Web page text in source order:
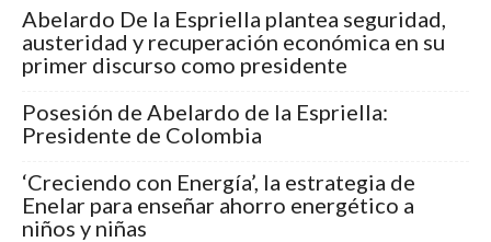
Abelardo De la Espriella plantea seguridad,
austeridad y recuperación económica en su
primer discurso como presidente
Posesión de Abelardo de la Espriella:
Presidente de Colombia
‘Creciendo con Energía’, la estrategia de
Enelar para enseñar ahorro energético a
niños y niñas